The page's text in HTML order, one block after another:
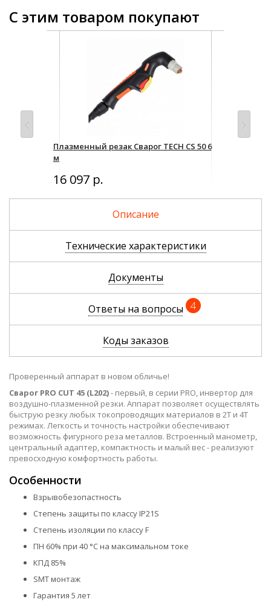
С этим товаром покупают
Плазменный резак Сварог TECH CS 50 6
м
16 097 р.
Описание
Технические характеристики
Документы
Ответы на вопросы 4
Коды заказов
Проверенный аппарат в новом обличье!
Сварог PRO CUT 45 (L202)- первый, в серии PRO, инвертор для
воздушно-плазменной резки. Аппарат позволяет осуществлять
быструю резку любых токопроводящих материалов в 2Т и 4Т
режимах. Легкость и точность настройки обеспечивают
возможность фигурного реза металлов. Встроенный манометр,
центральный адаптер, компактность и малый вес - реализуют
превосходную комфортность работы.
Особенности
Взрывобезопастность
Степень защиты по классу IP21S
Степень изоляции по классу F
ПН 60% при 40 °С на максимальном токе
КПД 85%
SMT монтаж
Гарантия 5 лет